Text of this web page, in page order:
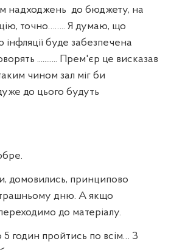
надходжень до бюджету, на
точно…….. Я думаю, що
інфляції буде забезпечена
........... Прем'єр це висказав
чином зал міг би
до цього будуть
домовились, принципово
дню. А якщо
до матеріалу.
годин пройтись по всім… З